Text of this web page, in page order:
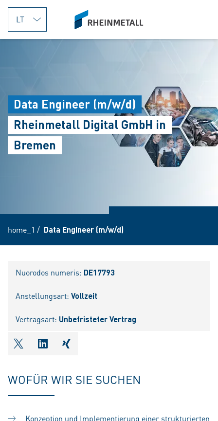
jumpToMain
siteLogo
Data Engineer (m/w/d)
Rheinmetall Digital GmbH in
Bremen
home_1 / Data Engineer (m/w/d)
Nuorodos numeris: DE17793
Anstellungsart: Vollzeit
Vertragsart: Unbefristeter Vertrag
shareOntwitter
shareOnlinkedIn
shareOnxing
WOFÜR WIR SIE SUCHEN
Konzeption und Implementierung einer strukturierten